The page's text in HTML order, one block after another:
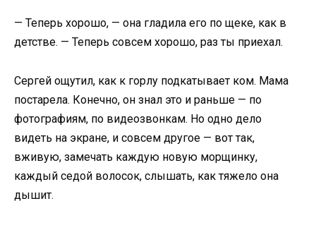
— Теперь хорошо, — она гладила его по щеке, как в
детстве. — Теперь совсем хорошо, раз ты приехал.
Сергей ощутил, как к горлу подкатывает ком. Мама
постарела. Конечно, он знал это и раньше — по
фотографиям, по видеозвонкам. Но одно дело
видеть на экране, и совсем другое — вот так,
вживую, замечать каждую новую морщинку,
каждый седой волосок, слышать, как тяжело она
дышит.